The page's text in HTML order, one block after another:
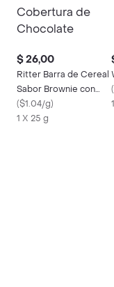
$ 26,00
Ritter Barra de Cereal
Sabor Brownie con
Cobertura de
Chocolate
($1.04/g)
1 X 25 g
(